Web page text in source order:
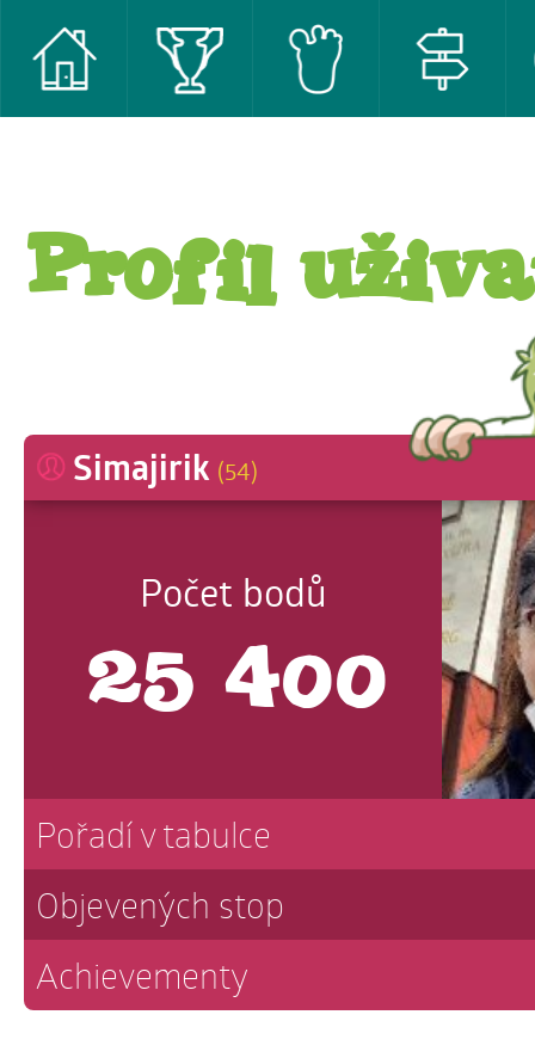
Profil
Simajirik (54)
Počet bodů
25 400
Pořadí v tabulce
Objevených stop
Achievementy